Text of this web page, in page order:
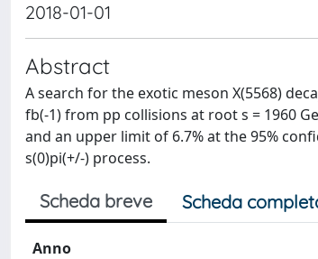
2018-01-01
Abstract
A search for the exotic meson X(5568)
fb(-1) from pp collisions at root s = 1960
and an upper limit of 6.7% at the 95%
s(0)pi(+/-) process.
Scheda breve Scheda
Anno